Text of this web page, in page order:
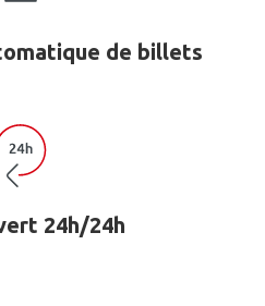
de billets
24h/24h